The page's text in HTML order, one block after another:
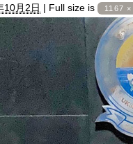
10月2日 | Full size is 1167 ×